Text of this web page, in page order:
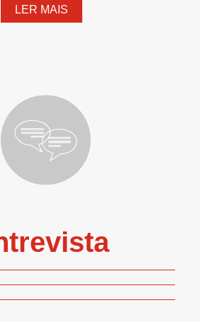
LER MAIS